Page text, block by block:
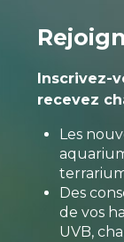
Inscrivez-
recevez
Les
Des
de vos
UVB,